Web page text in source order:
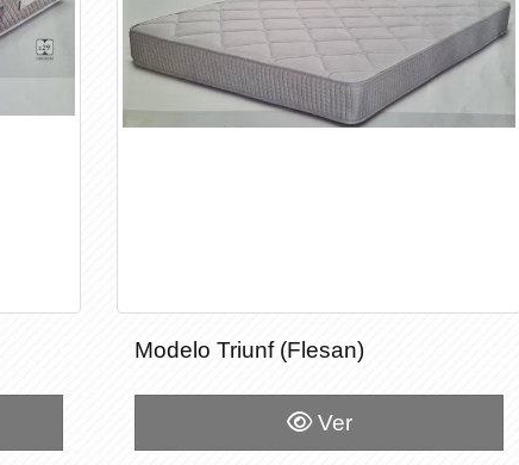
Modelo Triunf (Flesan)
Modelo Triunf (Flesan)
Ver